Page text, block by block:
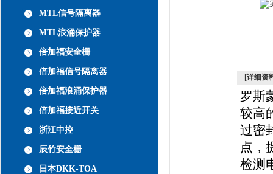
MTL信号隔离器
MTL浪涌保护器
倍加福安全栅
倍加福信号隔离器
倍加福浪涌保护器
倍加福接近开关
浙江中控
辰竹安全栅
日本DKK-TOA
[详细资
罗斯
较高
过密
点，
检测